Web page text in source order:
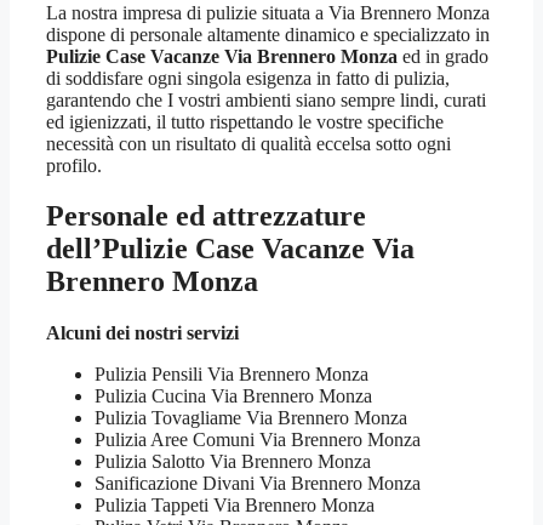
La nostra impresa di pulizie situata a Via Brennero Monza
dispone di personale altamente dinamico e specializzato in
Pulizie Case Vacanze Via Brennero Monza ed in grado
di soddisfare ogni singola esigenza in fatto di pulizia,
garantendo che I vostri ambienti siano sempre lindi, curati
ed igienizzati, il tutto rispettando le vostre specifiche
necessità con un risultato di qualità eccelsa sotto ogni
profilo.
Personale ed attrezzature
dell’Pulizie Case Vacanze Via
Brennero Monza
Alcuni dei nostri servizi
Pulizia Pensili Via Brennero Monza
Pulizia Cucina Via Brennero Monza
Pulizia Tovagliame Via Brennero Monza
Pulizia Aree Comuni Via Brennero Monza
Pulizia Salotto Via Brennero Monza
Sanificazione Divani Via Brennero Monza
Pulizia Tappeti Via Brennero Monza